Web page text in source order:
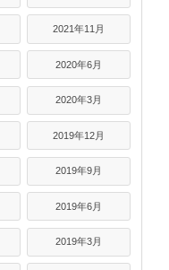
2021年11月
2020年6月
2020年3月
2019年12月
2019年9月
2019年6月
2019年3月